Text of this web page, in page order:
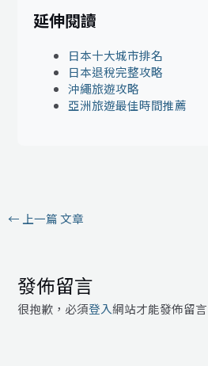
延伸閱讀
日本十大城市排名
日本退稅完整攻略
沖繩旅遊攻略
亞洲旅遊最佳時間推薦
← 上一篇 文章
發佈留言
很抱歉，必須登入網站才能發佈留言